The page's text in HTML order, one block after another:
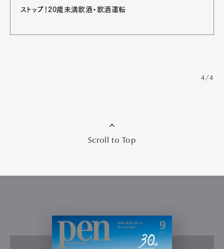
ストップ！20歳未満飲酒・飲酒運転
4/4
Scroll to Top